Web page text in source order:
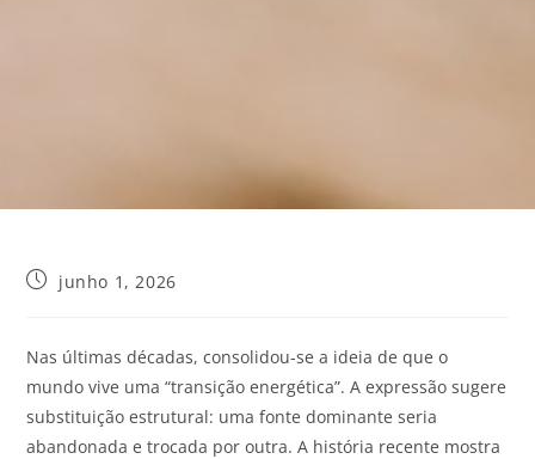
junho 1, 2026
Nas últimas décadas, consolidou-se a ideia de que o
mundo vive uma “transição energética”. A expressão sugere
substituição estrutural: uma fonte dominante seria
abandonada e trocada por outra. A história recente mostra